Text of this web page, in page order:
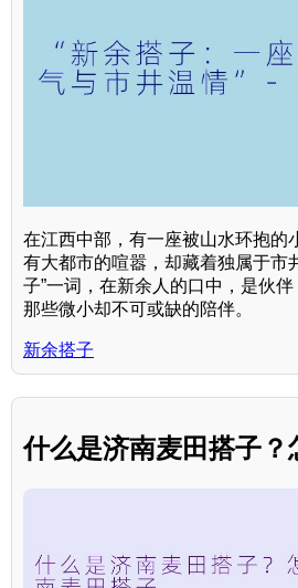
在江西中部，有一座被山水环抱
有大都市的喧嚣，却藏着独属于市
子”一词，在新余人的口中，是伙
那些微小却不可或缺的陪伴。
新余搭子
什么是济南麦田搭子？